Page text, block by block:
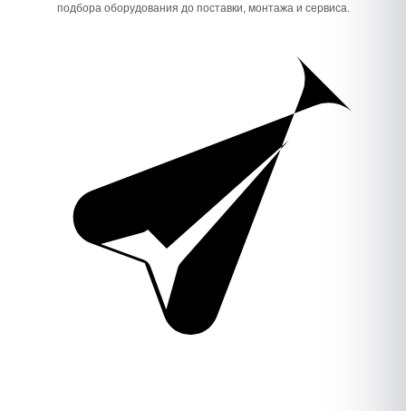
подбора оборудования до поставки, монтажа и сервиса.